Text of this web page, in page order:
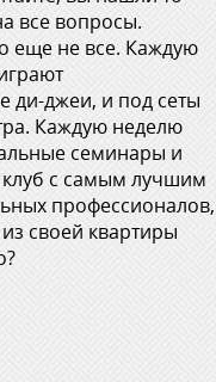
все вопросы.
еще не все. Каждую
ди-джеи, и под сеты
Каждую неделю
семинары и
с самым лучшим
профессионалов,
своей квартиры